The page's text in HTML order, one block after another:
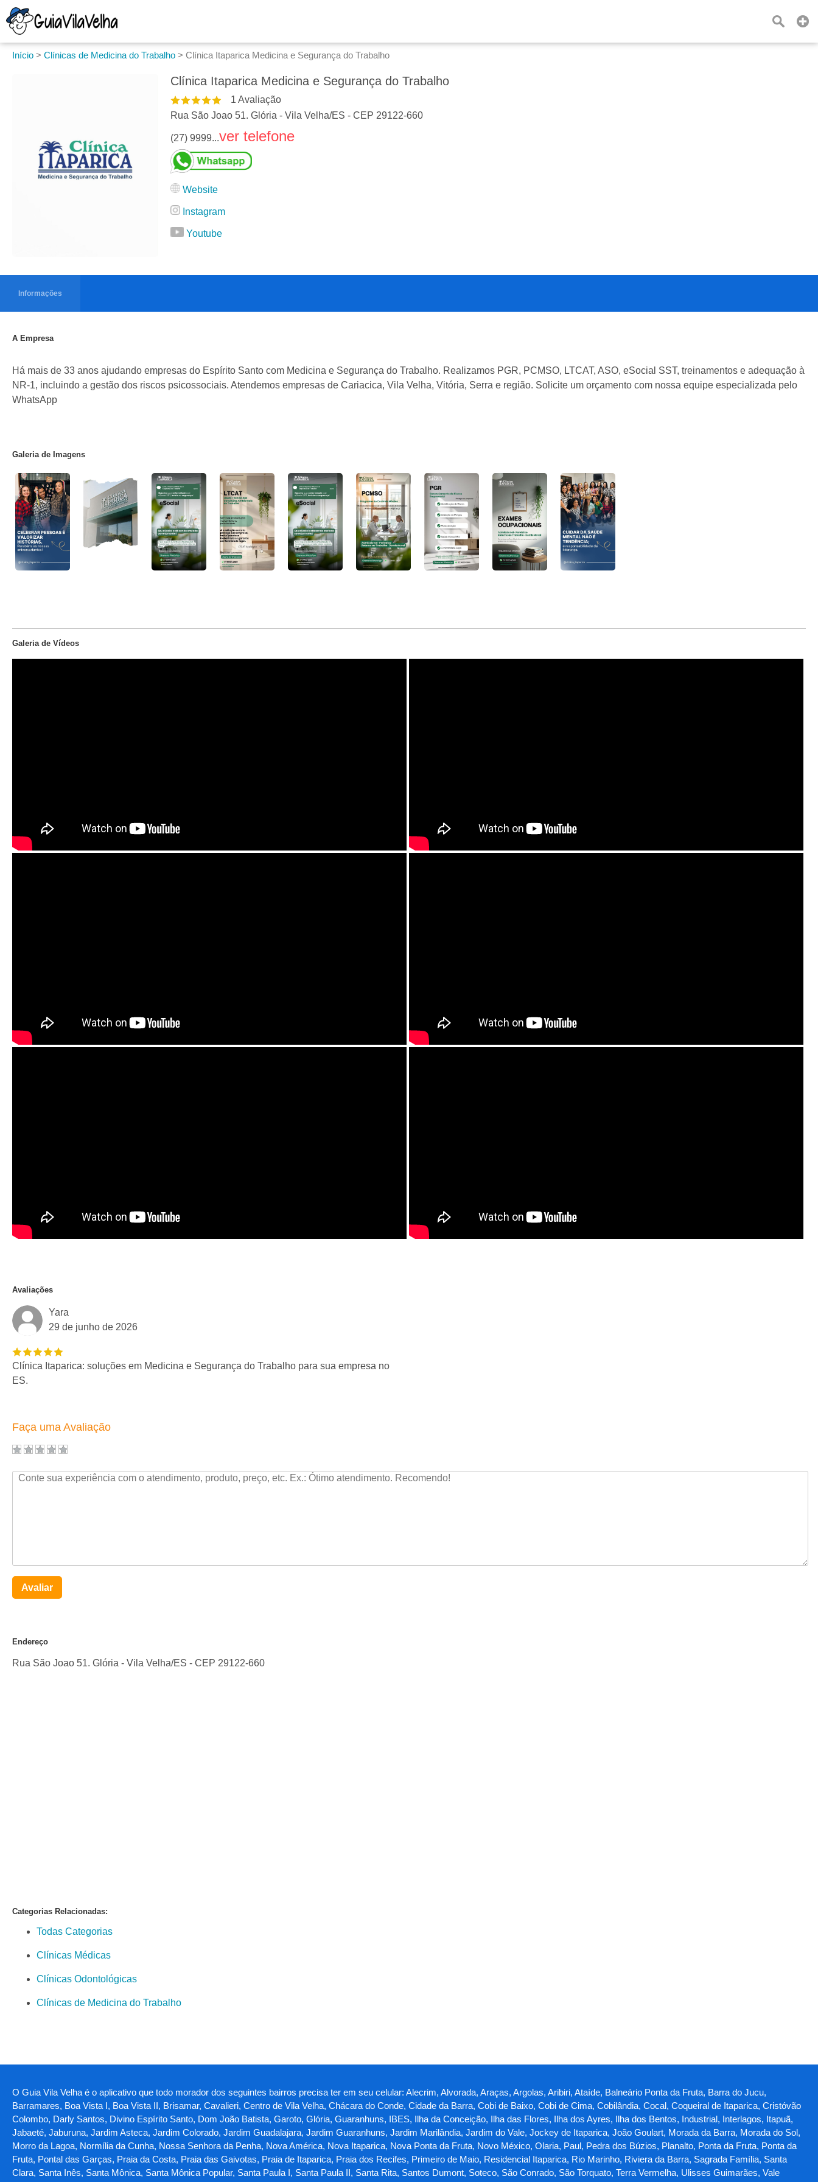
Início > Clínicas de Medicina do Trabalho > Clínica Itaparica Medicina e Segurança do Trabalho
Clínica Itaparica Medicina e Segurança do Trabalho
1 Avaliação
Rua São Joao 51. Glória - Vila Velha/ES - CEP 29122-660
(27) 9999...ver telefone
Website
Instagram
Youtube
Informações
A Empresa
Há mais de 33 anos ajudando empresas do Espírito Santo com Medicina e Segurança do Trabalho. Realizamos PGR, PCMSO, LTCAT, ASO, eSocial SST, treinamentos e adequação à
NR-1, incluindo a gestão dos riscos psicossociais. Atendemos empresas de Cariacica, Vila Velha, Vitória, Serra e região. Solicite um orçamento com nossa equipe especializada pelo
WhatsApp
Galeria de Imagens
Galeria de Vídeos
Avaliações
Yara
29 de junho de 2026
Clínica Itaparica: soluções em Medicina e Segurança do Trabalho para sua empresa no
ES.
Faça uma Avaliação
Avaliar
Endereço
Rua São Joao 51. Glória - Vila Velha/ES - CEP 29122-660
Categorias Relacionadas:
Todas Categorias
Clínicas Médicas
Clínicas Odontológicas
Clínicas de Medicina do Trabalho
O Guia Vila Velha é o aplicativo que todo morador dos seguintes bairros precisa ter em seu celular: Alecrim, Alvorada, Araças, Argolas, Aribiri, Ataíde, Balneário Ponta da Fruta, Barra do Jucu,
Barramares, Boa Vista I, Boa Vista II, Brisamar, Cavalieri, Centro de Vila Velha, Chácara do Conde, Cidade da Barra, Cobi de Baixo, Cobi de Cima, Cobilândia, Cocal, Coqueiral de Itaparica, Cristóvão
Colombo, Darly Santos, Divino Espírito Santo, Dom João Batista, Garoto, Glória, Guaranhuns, IBES, Ilha da Conceição, Ilha das Flores, Ilha dos Ayres, Ilha dos Bentos, Industrial, Interlagos, Itapuã,
Jabaeté, Jaburuna, Jardim Asteca, Jardim Colorado, Jardim Guadalajara, Jardim Guaranhuns, Jardim Marilândia, Jardim do Vale, Jockey de Itaparica, João Goulart, Morada da Barra, Morada do Sol,
Morro da Lagoa, Normília da Cunha, Nossa Senhora da Penha, Nova América, Nova Itaparica, Nova Ponta da Fruta, Novo México, Olaria, Paul, Pedra dos Búzios, Planalto, Ponta da Fruta, Ponta da
Fruta, Pontal das Garças, Praia da Costa, Praia das Gaivotas, Praia de Itaparica, Praia dos Recifes, Primeiro de Maio, Residencial Itaparica, Rio Marinho, Riviera da Barra, Sagrada Família, Santa
Clara, Santa Inês, Santa Mônica, Santa Mônica Popular, Santa Paula I, Santa Paula II, Santa Rita, Santos Dumont, Soteco, São Conrado, São Torquato, Terra Vermelha, Ulisses Guimarães, Vale